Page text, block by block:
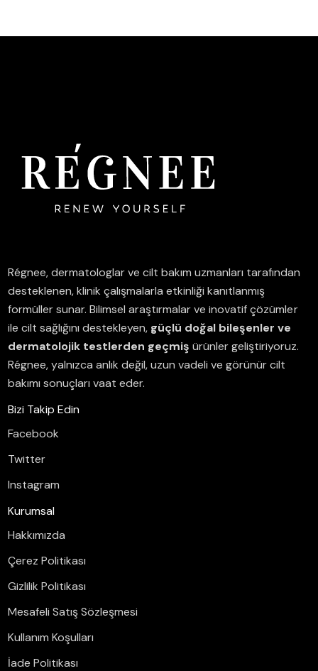
Régnee, dermatologlar ve cilt bakım uzmanları tarafından
desteklenen, klinik çalışmalarla etkinliği kanıtlanmış
formüller sunar.Bilimsel araştırmalar ve inovatif çözümler
ile cilt sağlığını destekleyen, güçlü doğal bileşenler ve
dermatolojik testlerden geçmiş ürünler geliştiriyoruz.
Régnee, yalnızca anlık değil, uzun vadeli ve görünür cilt
bakımı sonuçları vaat eder.
Bizi Takip Edin
Facebook
Twitter
Instagram
Kurumsal
Hakkımızda
Çerez Politikası
Gizlilik Politikası
Mesafeli Satış Sözleşmesi
Kullanım Koşulları
İade Politikası